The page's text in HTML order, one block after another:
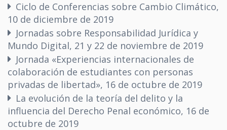
Ciclo de Conferencias sobre Cambio Climático,
10 de diciembre de 2019
Jornadas sobre Responsabilidad Jurídica y
Mundo Digital, 21 y 22 de noviembre de 2019
Jornada «Experiencias internacionales de
colaboración de estudiantes con personas
privadas de libertad», 16 de octubre de 2019
La evolución de la teoría del delito y la
influencia del Derecho Penal económico, 16 de
octubre de 2019